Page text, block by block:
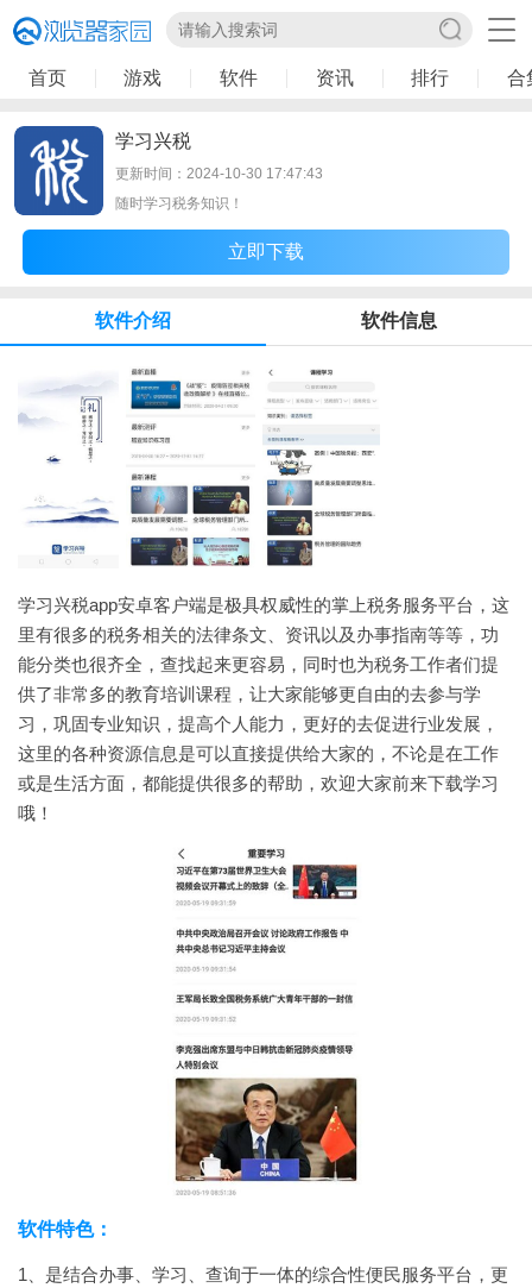
首页 游戏 软件 资讯 排行 合
学习兴税
更新时间：2024-10-30 17:47:43
随时学习税务知识！
立即下载
软件介绍 软件信息
学习兴税app安卓客户端是极具权威性的掌上税务服务平台，这
里有很多的税务相关的法律条文、资讯以及办事指南等等，功
能分类也很齐全，查找起来更容易，同时也为税务工作者们提
供了非常多的教育培训课程，让大家能够更自由的去参与学
习，巩固专业知识，提高个人能力，更好的去促进行业发展，
这里的各种资源信息是可以直接提供给大家的，不论是在工作
或是生活方面，都能提供很多的帮助，欢迎大家前来下载学习
哦！
软件特色：
1、是结合办事、学习、查询于一体的综合性便民服务平台，更